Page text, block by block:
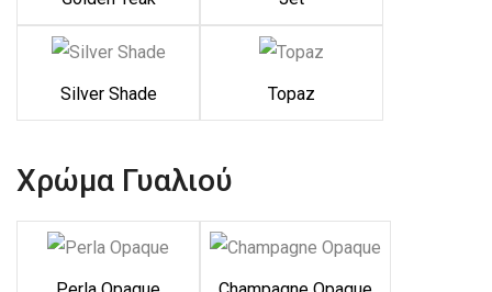
Silver Shade Topaz
Χρώμα Γυαλιού